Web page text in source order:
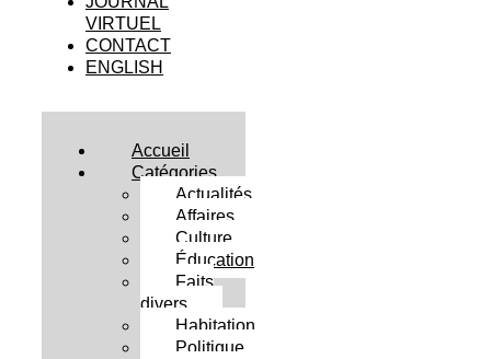
VIRTUEL
CONTACT
ENGLISH
Accueil
Catégories
Actualités
Affaires
Culture
Éducation
Faits
divers
Habitation
Politique